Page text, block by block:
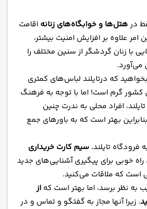
درهتل‌ها و خوابگاه‌های زنانه اقامت
امر علاوه بر افزایش امنیت بیشتر،
با زنان گردشگر از سنین مختلف را
می‌آورد.
که درتایلند لباس‌های کمتری
کشور گرم است! اما با توجه به فرهنگ
افراد محلی به ندرت چنین
بهتر است که به باورهای جمع
تایلند، سیم کارت خریداری
راه خوبی برای پیگیری آشنایی‌های جدید
است که ملاقات می‌کنید.
نظر برسد، اما بهتر است که از
. زیرا آنها مجاز به گفتگو و تماس و در